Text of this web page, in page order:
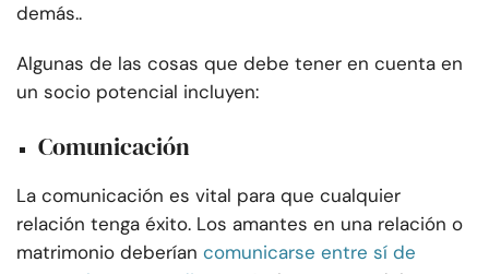
demás..
Algunas de las cosas que debe tener en cuenta en
un socio potencial incluyen:
Comunicación
La comunicación es vital para que cualquier
relación tenga éxito. Los amantes en una relación o
matrimonio deberían comunicarse entre sí de